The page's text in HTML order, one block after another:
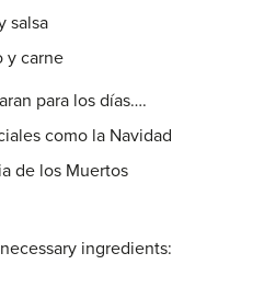
salsa
y carne
para los días….
como la Navidad
de los Muertos
ingredients: